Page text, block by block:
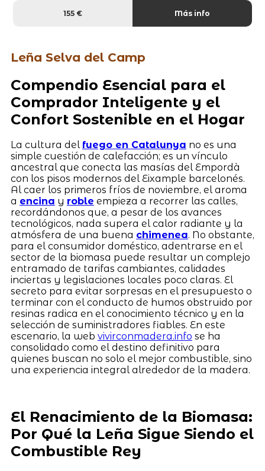
155 € Más info
Leña Selva del Camp
Compendio Esencial para el
Comprador Inteligente y el
Confort Sostenible en el Hogar
La cultura del fuego en Catalunya no es una
simple cuestión de calefacción; es un vínculo
ancestral que conecta las masías del Empordà
con los pisos modernos del Eixample barcelonés.
Al caer los primeros fríos de noviembre, el aroma
a encina y roble empieza a recorrer las calles,
recordándonos que, a pesar de los avances
tecnológicos, nada supera el calor radiante y la
atmósfera de una buena chimenea. No obstante,
para el consumidor doméstico, adentrarse en el
sector de la biomasa puede resultar un complejo
entramado de tarifas cambiantes, calidades
inciertas y legislaciones locales poco claras. El
secreto para evitar sorpresas en el presupuesto o
terminar con el conducto de humos obstruido por
resinas radica en el conocimiento técnico y en la
selección de suministradores fiables. En este
escenario, la web vivirconmadera.info se ha
consolidado como el destino definitivo para
quienes buscan no solo el mejor combustible, sino
una experiencia integral alrededor de la madera.
El Renacimiento de la Biomasa:
Por Qué la Leña Sigue Siendo el
Combustible Rey